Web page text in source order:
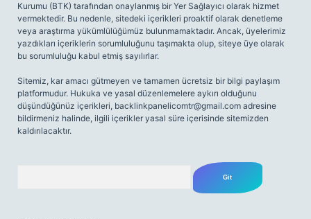
Kurumu (BTK) tarafından onaylanmış bir Yer Sağlayıcı olarak hizmet
vermektedir. Bu nedenle, sitedeki içerikleri proaktif olarak denetleme
veya araştırma yükümlülüğümüz bulunmamaktadır. Ancak, üyelerimiz
yazdıkları içeriklerin sorumluluğunu taşımakta olup, siteye üye olarak
bu sorumluluğu kabul etmiş sayılırlar.
Sitemiz, kar amacı gütmeyen ve tamamen ücretsiz bir bilgi paylaşım
platformudur. Hukuka ve yasal düzenlemelere aykırı olduğunu
düşündüğünüz içerikleri, backlinkpanelicomtr@gmail.com adresine
bildirmeniz halinde, ilgili içerikler yasal süre içerisinde sitemizden
kaldırılacaktır.